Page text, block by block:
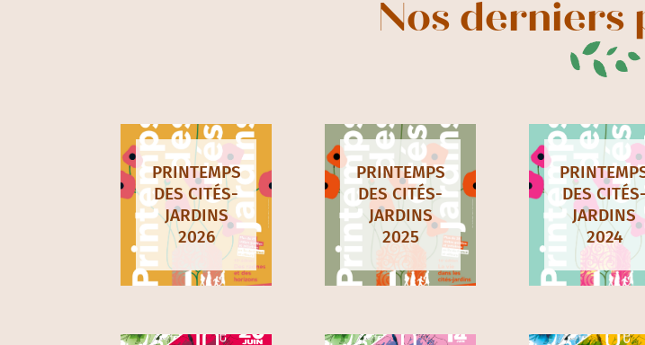
Nos derniers
PRINTEMPS
DES CITÉS-
JARDINS
2026
PRINTEMPS
DES CITÉS-
JARDINS
2025
DES CITÉS-
JARDINS
2024